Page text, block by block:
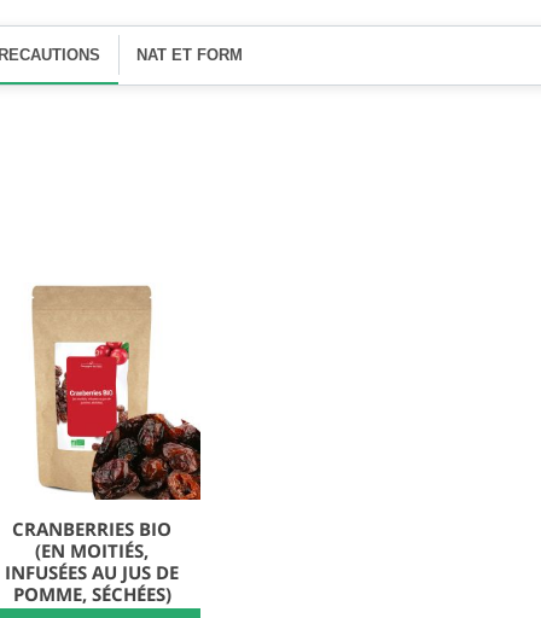
NAT ET FORM
CRANBERRIES BIO
(EN MOITIÉS,
INFUSÉES AU JUS DE
POMME, SÉCHÉES)